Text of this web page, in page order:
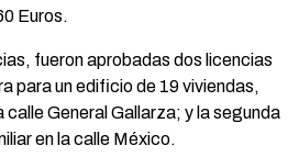
Euros.
fueron aprobadas dos licencias
para un edificio de 19 viviendas,
General Gallarza; y la segunda
en la calle México.